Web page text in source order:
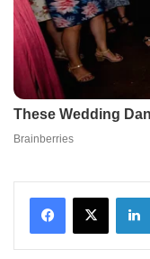
Facebook
X